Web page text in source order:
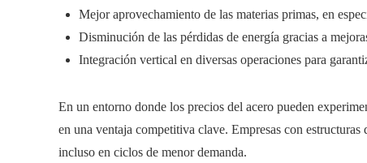
Mejor aprovechamiento de las materias primas, en
Disminución de las pérdidas de energía gracias a
Integración vertical en diversas operaciones para
En un entorno donde los precios del acero pueden
en una ventaja competitiva clave. Empresas con
incluso en ciclos de menor demanda.